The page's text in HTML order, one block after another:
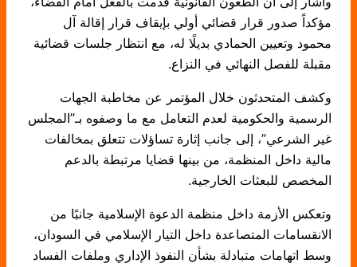
مؤكداً صدور قرار قضائي أولي بإيقاف قرار إقالة آل
محمود وتعيين الحمادي بديلًا له، مع انتظار جلسات قضائية
مقبلة للفصل النهائي في النزاع.
وكشف المتحدثون خلال المؤتمر عن مخاطبة الجهات
الرسمية والحكومية لعدم التعامل مع ما وصفوه بـ”المجلس
غير الشرعي”، إلى جانب إثارة تساؤلات تتعلق بمخالفات
مالية داخل المنظمة، من بينها قضايا مرتبطة بالدعم
المخصص للبعثات الخارجية.
وتعكس الأزمة داخل منظمة الدعوة الإسلامية جانبًا من
الانقسامات المتصاعدة داخل التيار الإسلامي في السودان،
وسط اتهامات متبادلة بشأن النفوذ الإداري وملفات الفساد